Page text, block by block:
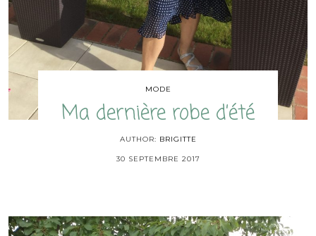
MODE
Ma dernière robe d’été
AUTHOR: BRIGITTE
30 SEPTEMBRE 2017